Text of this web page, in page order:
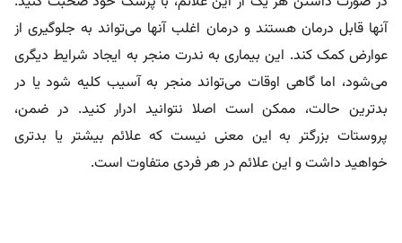
آنها قابل درمان هستند و درمان اغلب آنها می‌تواند به جلوگیری از
عوارض کمک کند. این بیماری به ندرت منجر به ایجاد شرایط دیگری
می‌شود، اما گاهی اوقات می‌تواند منجر به آسیب کلیه شود یا در
بدترین حالت، ممکن است اصلا نتوانید ادرار کنید. در ضمن،
پروستات بزرگتر به این معنی نیست که علائم بیشتر یا بدتری
خواهید داشت و این علائم در هر فردی متفاوت است.